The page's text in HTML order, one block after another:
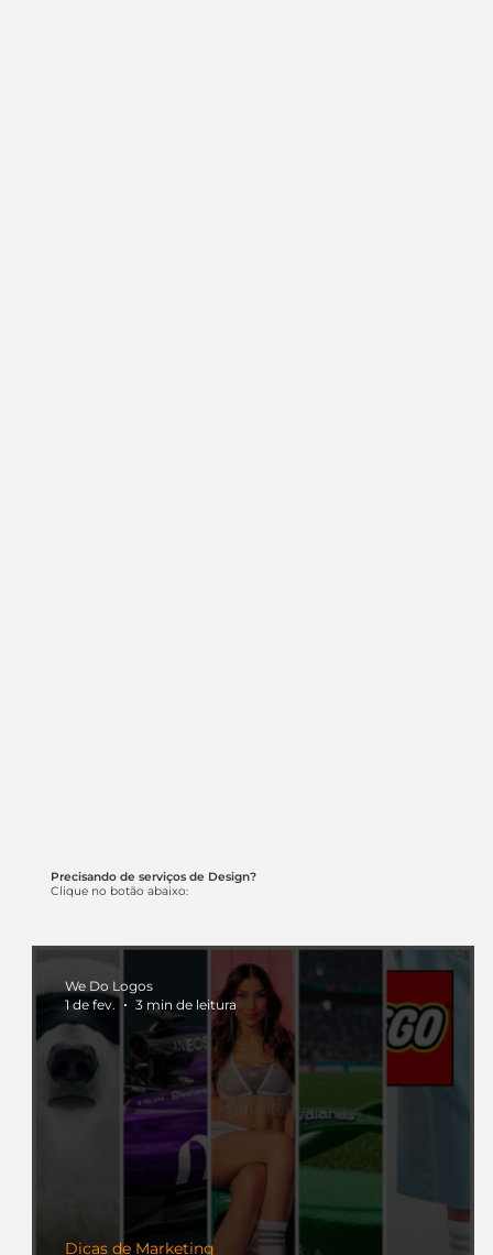
Precisando de serviços de Design?
Clique no botão abaixo:
Dicas de Marketing
We Do Logos
1 de fev.
3 min de leitura